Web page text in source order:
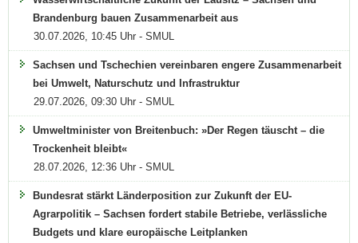
Brandenburg bauen Zusammenarbeit aus
30.07.2026, 10:45 Uhr - SMUL
Sachsen und Tschechien vereinbaren engere Zusammenarbeit
bei Umwelt, Naturschutz und Infrastruktur
29.07.2026, 09:30 Uhr - SMUL
Umweltminister von Breitenbuch: »Der Regen täuscht – die
Trockenheit bleibt«
28.07.2026, 12:36 Uhr - SMUL
Bundesrat stärkt Länderposition zur Zukunft der EU-
Agrarpolitik – Sachsen fordert stabile Betriebe, verlässliche
Budgets und klare europäische Leitplanken